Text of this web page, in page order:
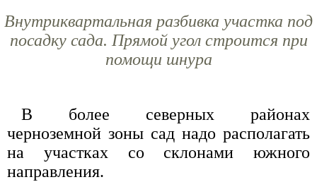
Внутриквартальная разбивка участка под
посадку сада. Прямой угол строится при
помощи шнура
В более северных районах
черноземной зоны сад надо располагать
на участках со склонами южного
направления.